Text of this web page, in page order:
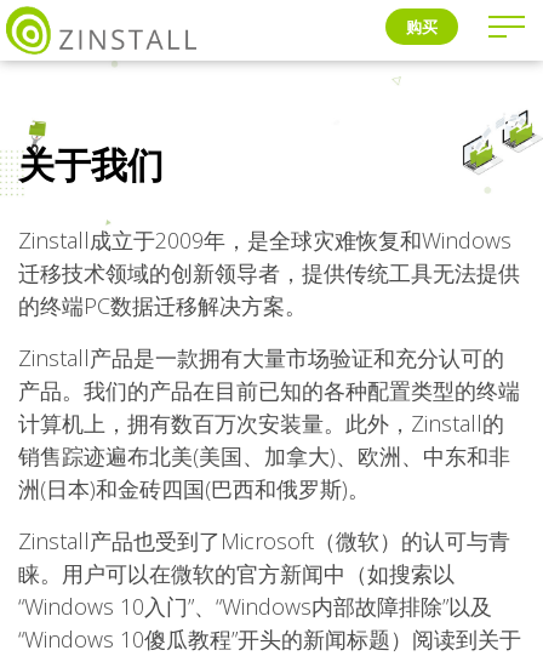
购买
关于我们
Zinstall成立于2009年，是全球灾难恢复和Windows
迁移技术领域的创新领导者，提供传统工具无法提供
的终端PC数据迁移解决方案。
Zinstall产品是一款拥有大量市场验证和充分认可的
产品。我们的产品在目前已知的各种配置类型的终端
计算机上，拥有数百万次安装量。此外，Zinstall的
销售踪迹遍布北美(美国、加拿大)、欧洲、中东和非
洲(日本)和金砖四国(巴西和俄罗斯)。
Zinstall产品也受到了Microsoft（微软）的认可与青
睐。用户可以在微软的官方新闻中（如搜索以
“Windows 10入门”、“Windows内部故障排除”以及
“Windows 10傻瓜教程”开头的新闻标题）阅读到关于